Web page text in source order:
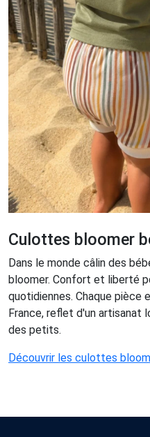
Culottes bloomer
Dans le monde câlin des
bloomer. Confort et liberté
quotidiennes. Chaque
France, reflet d'un artisanat
des petits.
Découvrir les culottes